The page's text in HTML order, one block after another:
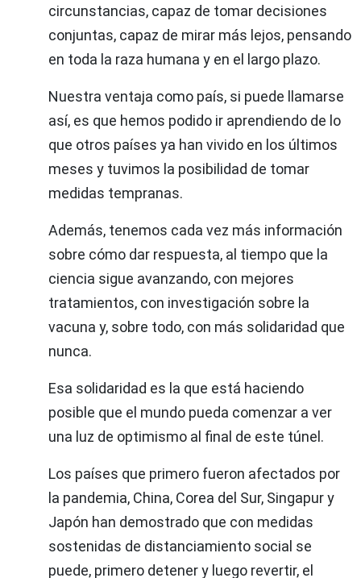
circunstancias, capaz de tomar decisiones
conjuntas, capaz de mirar más lejos, pensando
en toda la raza humana y en el largo plazo.
Nuestra ventaja como país, si puede llamarse
así, es que hemos podido ir aprendiendo de lo
que otros países ya han vivido en los últimos
meses y tuvimos la posibilidad de tomar
medidas tempranas.
Además, tenemos cada vez más información
sobre cómo dar respuesta, al tiempo que la
ciencia sigue avanzando, con mejores
tratamientos, con investigación sobre la
vacuna y, sobre todo, con más solidaridad que
nunca.
Esa solidaridad es la que está haciendo
posible que el mundo pueda comenzar a ver
una luz de optimismo al final de este túnel.
Los países que primero fueron afectados por
la pandemia, China, Corea del Sur, Singapur y
Japón han demostrado que con medidas
sostenidas de distanciamiento social se
puede, primero detener y luego revertir, el